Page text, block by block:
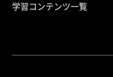
学習コンテンツ一覧